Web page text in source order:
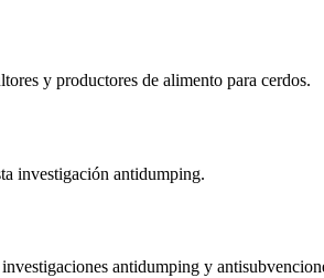
y productores de alimento para cerdos.
investigación antidumping.
antidumping y